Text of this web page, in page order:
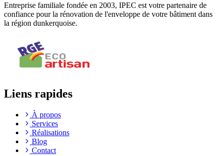
Entreprise familiale fondée en 2003, IPEC est votre partenaire de
confiance pour la rénovation de l'enveloppe de votre bâtiment dans
la région dunkerquoise.
Liens rapides
À propos
Services
Réalisations
Blog
Contact